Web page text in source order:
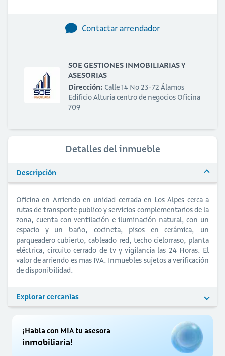
Contactar arrendador
SOE GESTIONES INMOBILIARIAS Y
ASESORIAS
Dirección: Calle 14 No 23-72 Álamos
Edificio Alturia centro de negocios Oficina
709
Detalles del inmueble
Descripción
Oficina en Arriendo en unidad cerrada en Los Alpes cerca a
rutas de transporte publico y servicios complementarios de la
zona, cuenta con ventilación e iluminación natural, con un
espacio y un baño, cocineta, pisos en cerámica, un
parqueadero cubierto, cableado red, techo cielorraso, planta
eléctrica, circuito cerrado de tv y vigilancia las 24 Horas. El
valor de arriendo es mas IVA. Inmuebles sujetos a verificación
de disponibilidad.
Explorar cercanías
¡Habla con MIA tu asesora
inmobiliaria!